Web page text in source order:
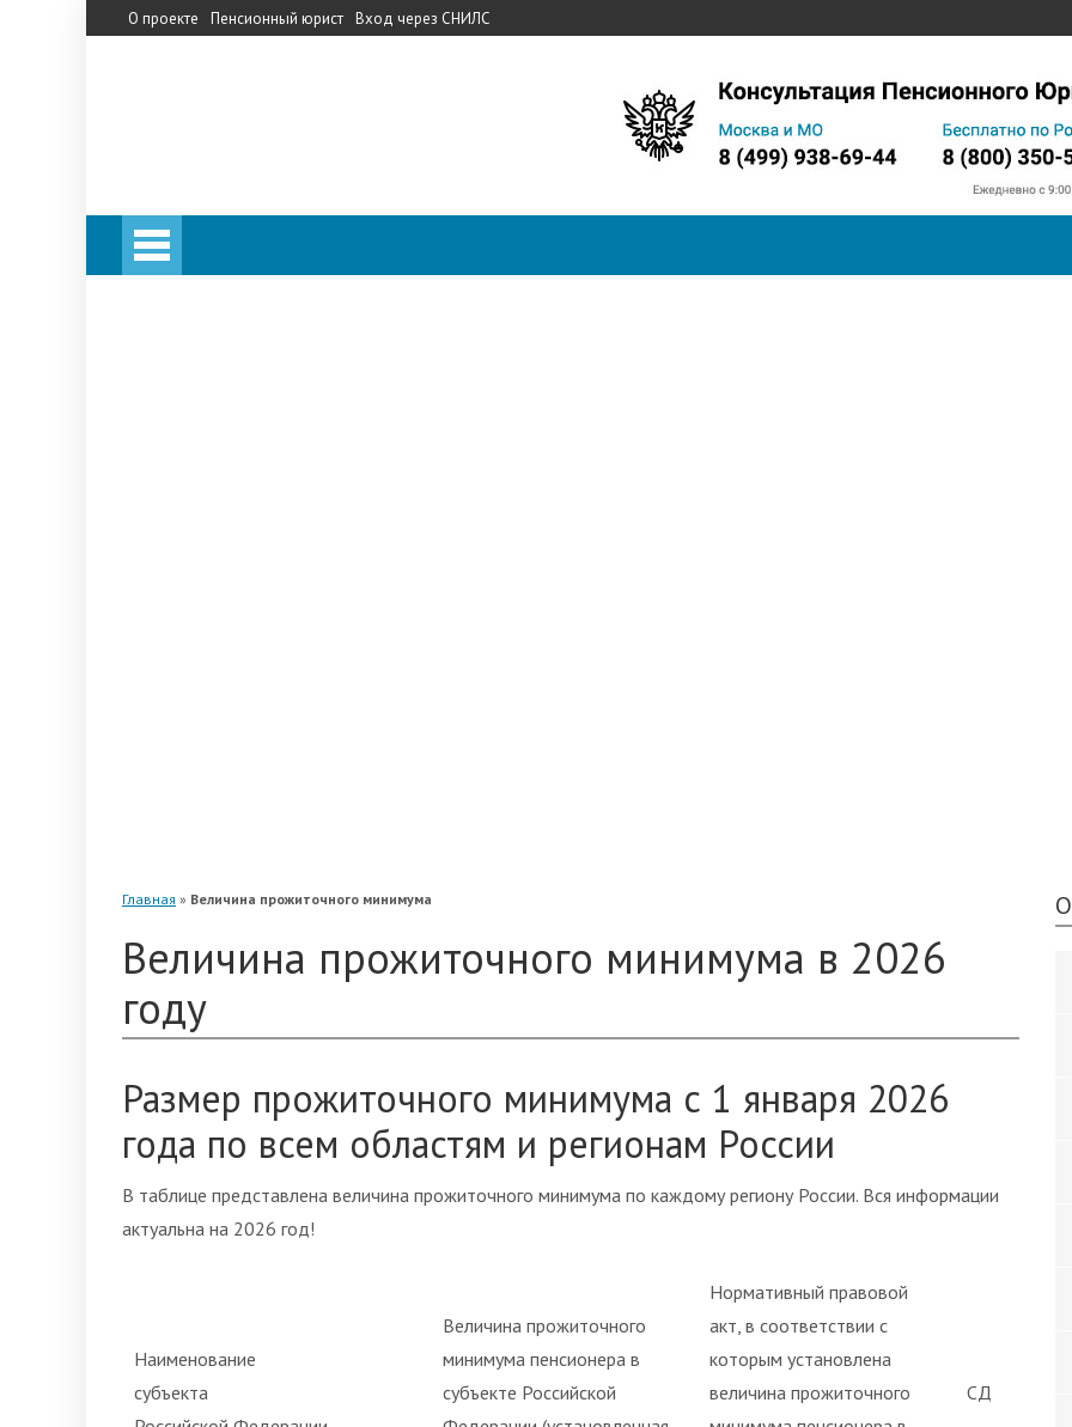
О проекте Пенсионный юрист Вход через СНИЛС
Главная » Величина прожиточного минимума
Величина прожиточного минимума в 2026
году
Размер прожиточного минимума с 1 января 2026
года по всем областям и регионам России
В таблице представлена величина прожиточного минимума по каждому региону России. Вся информации
актуальна на 2026 год!
Наименование
субъекта
Величина прожиточного
минимума пенсионера в
субъекте Российской
Нормативный правовой
акт, в соответствии с
которым установлена
величина прожиточного
СД